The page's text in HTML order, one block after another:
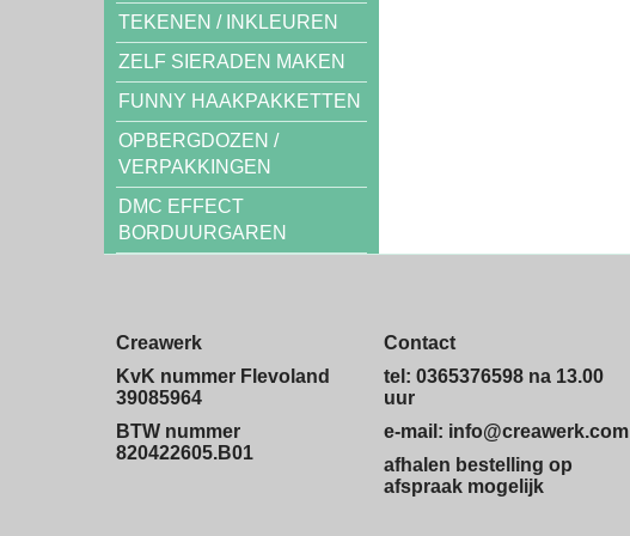
TEKENEN / INKLEUREN
ZELF SIERADEN MAKEN
FUNNY HAAKPAKKETTEN
OPBERGDOZEN /
VERPAKKINGEN
DMC EFFECT
BORDUURGAREN
Creawerk
KvK nummer Flevoland
39085964
BTW nummer
820422605.B01
Contact
tel: 0365376598 na 13.00
uur
e-mail: info@creawerk.com
afhalen bestelling op
afspraak mogelijk